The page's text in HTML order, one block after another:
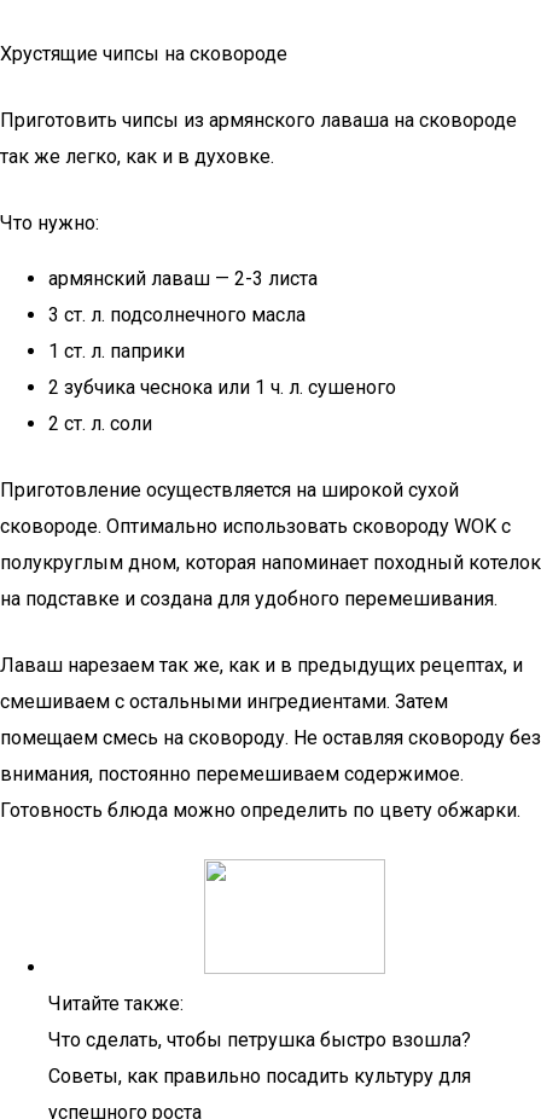
Хрустящие чипсы на сковороде
Приготовить чипсы из армянского лаваша на сковороде
так же легко, как и в духовке.
Что нужно:
армянский лаваш — 2-3 листа
3 ст. л. подсолнечного масла
1 ст. л. паприки
2 зубчика чеснока или 1 ч. л. сушеного
2 ст. л. соли
Приготовление осуществляется на широкой сухой
сковороде. Оптимально использовать сковороду WOK с
полукруглым дном, которая напоминает походный котелок
на подставке и создана для удобного перемешивания.
Лаваш нарезаем так же, как и в предыдущих рецептах, и
смешиваем с остальными ингредиентами. Затем
помещаем смесь на сковороду. Не оставляя сковороду без
внимания, постоянно перемешиваем содержимое.
Готовность блюда можно определить по цвету обжарки.
Читайте также:
Что сделать, чтобы петрушка быстро взошла?
Советы, как правильно посадить культуру для
успешного роста